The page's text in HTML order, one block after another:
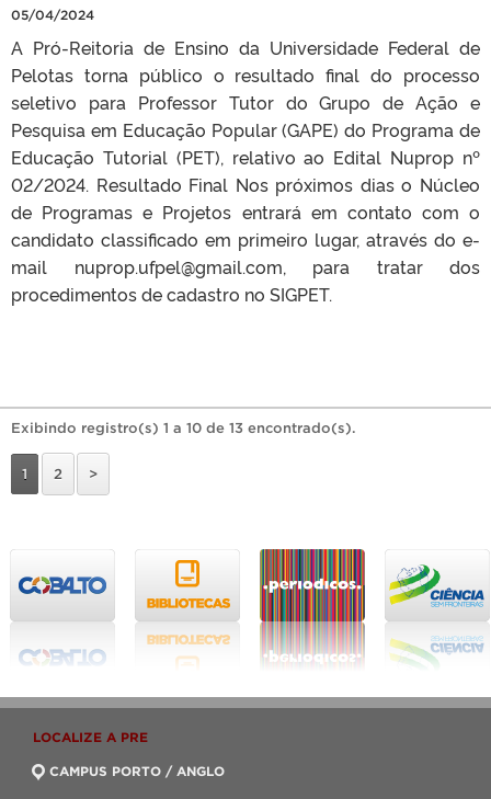
05/04/2024
A Pró-Reitoria de Ensino da Universidade Federal de
Pelotas torna público o resultado final do processo
seletivo para Professor Tutor do Grupo de Ação e
Pesquisa em Educação Popular (GAPE) do Programa de
Educação Tutorial (PET), relativo ao Edital Nuprop nº
02/2024. Resultado Final Nos próximos dias o Núcleo
de Programas e Projetos entrará em contato com o
candidato classificado em primeiro lugar, através do e-
mail nuprop.ufpel@gmail.com, para tratar dos
procedimentos de cadastro no SIGPET.
Exibindo registro(s) 1 a 10 de 13 encontrado(s).
1 2 >
LOCALIZE A PRE
CAMPUS PORTO / ANGLO